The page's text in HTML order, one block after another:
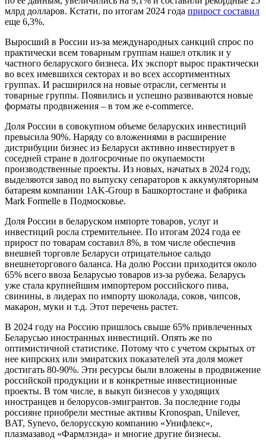
млрд долларов. Кстати, по итогам 2024 года прирост составил
еще 6,3%.
Выросший в России из-за международных санкций спрос по
практически всем товарным группам нашел отклик и у
частного беларуского бизнеса. Их экспорт вырос практически
во всех имевшихся секторах и во всех ассортиментных
группах. И расширился на новые отрасли, сегменты и
товарные группы. Появились и успешно развиваются новые
форматы продвижения – в том же e-commerce.
Доля России в совокупном объеме беларуских инвестиций
превысила 90%. Наряду со вложениями в расширение
дистрибуции бизнес из Беларуси активно инвестирует в
соседней стране в долгосрочные по окупаемости
производственные проекты. Из новых, начатых в 2024 году,
выделяются завод по выпуску сепараторов к аккумуляторным
батареям компании 1AK-Group в Башкортостане и фабрика
Mark Formelle в Подмосковье.
Доля России в беларуском импорте товаров, услуг и
инвестиций росла стремительнее. По итогам 2024 года ее
прирост по товарам составил 8%, в том числе обеспечив
внешней торговле Беларуси отрицательное сальдо
внешнеторгового баланса. На долю России приходится около
65% всего ввоза Беларусью товаров из-за рубежа. Беларусь
уже стала крупнейшим импортером российского пива,
свинины, в лидерах по импорту шоколада, соков, чипсов,
макарон, муки и т.д. Этот перечень растет.
В 2024 году на Россию пришлось свыше 65% привлеченных
Беларусью иностранных инвестиций. Опять же по
оптимистичной статистике. Потому что с учетом скрытых от
нее кипрских или эмиратских показателей эта доля может
достигать 80-90%. Эти ресурсы были вложены в продвижение
российской продукции и в конкретные инвестиционные
проекты. В том числе, в выкуп бизнесов у уходящих
иностранцев и белорусов-эмигрантов. За последние годы
россияне приобрели местные активы Kronospan, Unilever,
BAT, Synevo, белорусскую компанию «Унифлекс»,
плазмазавод «Фармлэнда» и многие другие бизнесы.